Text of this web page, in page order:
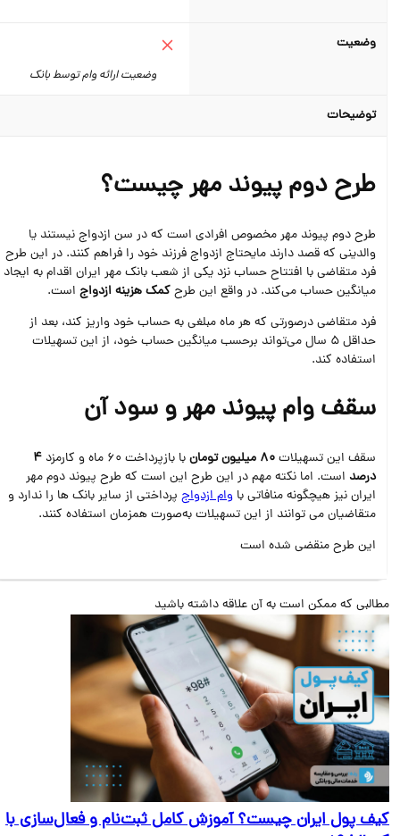
وضعیت
وضعیت ارائه وام توسط بانک
توضیحات
طرح دوم پیوند مهر چیست؟
طرح دوم پیوند مهر مخصوص افرادی است که در سن ازدواج نیستند یا
والدینی که قصد دارند مایحتاج ازدواج فرزند خود را فراهم کنند. در این طرح
فرد متقاضی با افتتاح حساب نزد یکی از شعب بانک مهر ایران اقدام به ایجاد
میانگین حساب می‌کند. در واقع این طرحکمک هزینه ازدواجاست.
فرد متقاضی درصورتی که هر ماه مبلغی به حساب خود واریز کند، بعد از
حداقل 5 سال می‌تواند برحسب میانگین حساب خود، از این تسهیلات
استفاده کند.
سقف وام پیوند مهر و سود آن
سقف این تسهیلات80 میلیون تومان با بازپرداخت 60 ماه و کارمزد
4
درصداست. اما نکته مهم در این طرح این است که طرح پيوند دوم مهر
ايران نيز هيچگونه منافاتی باوام ازدواجپرداختی از ساير بانک ها را ندارد و
متقاضيان مي توانند از اين تسهيلات به‌صورت همزمان استفاده کنند.
این طرح منقضی شده است
که ممکن است به آن علاقه داشته باشید
پول ایران چیست؟ آموزش کامل ثبت‌نام و فعال‌سازی با